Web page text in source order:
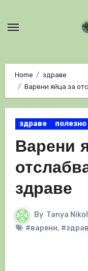
Home
здраве
Варени яйца за
здраве полезно
Варени
здраве
By Tanya
#варени,